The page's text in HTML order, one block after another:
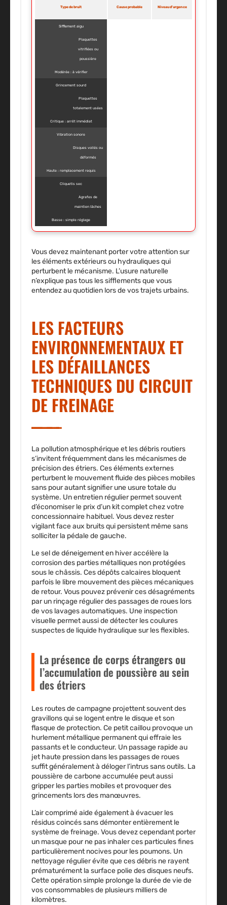
Type de bruit Cause probable Niveau d’urgence
Sifflement aigu
Plaquettes
vitrifiées ou
poussière
Modérée : à vérifier
Grincement sourd
Plaquettes
totalement usées
Critique : arrêt immédiat
Vibration sonore
Disques voilés ou
déformés
Haute : remplacement requis
Cliquetis sec
Agrafes de
maintien lâches
Basse : simple réglage
Vous devez maintenant porter votre attention sur
les éléments extérieurs ou hydrauliques qui
perturbent le mécanisme. L’usure naturelle
n’explique pas tous les sifflements que vous
entendez au quotidien lors de vos trajets urbains.
LES FACTEURS
ENVIRONNEMENTAUX ET
LES DÉFAILLANCES
TECHNIQUES DU CIRCUIT
DE FREINAGE
La pollution atmosphérique et les débris routiers
s’invitent fréquemment dans les mécanismes de
précision des étriers. Ces éléments externes
perturbent le mouvement fluide des pièces mobiles
sans pour autant signifier une usure totale du
système. Un entretien régulier permet souvent
d’économiser le prix d’un kit complet chez votre
concessionnaire habituel. Vous devez rester
vigilant face aux bruits qui persistent même sans
solliciter la pédale de gauche.
Le sel de déneigement en hiver accélère la
corrosion des parties métalliques non protégées
sous le châssis. Ces dépôts calcaires bloquent
parfois le libre mouvement des pièces mécaniques
de retour. Vous pouvez prévenir ces désagréments
par un rinçage régulier des passages de roues lors
de vos lavages automatiques. Une inspection
visuelle permet aussi de détecter les coulures
suspectes de liquide hydraulique sur les flexibles.
La présence de corps étrangers ou
l’accumulation de poussière au sein
des étriers
Les routes de campagne projettent souvent des
gravillons qui se logent entre le disque et son
flasque de protection. Ce petit caillou provoque un
hurlement métallique permanent qui effraie les
passants et le conducteur. Un passage rapide au
jet haute pression dans les passages de roues
suffit généralement à déloger l’intrus sans outils. La
poussière de carbone accumulée peut aussi
gripper les parties mobiles et provoquer des
grincements lors des manœuvres.
L’air comprimé aide également à évacuer les
résidus coincés sans démonter entièrement le
système de freinage. Vous devez cependant porter
un masque pour ne pas inhaler ces particules fines
particulièrement nocives pour les poumons. Un
nettoyage régulier évite que ces débris ne rayent
prématurément la surface polie des disques neufs.
Cette opération simple prolonge la durée de vie de
vos consommables de plusieurs milliers de
kilomètres.